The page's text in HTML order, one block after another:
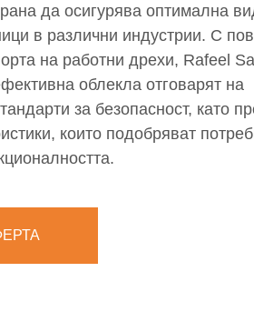
да осигурява оптимална
в различни индустрии. С
на работни дрехи, Rafeel
облекла отговарят на
за безопасност, като
които подобряват